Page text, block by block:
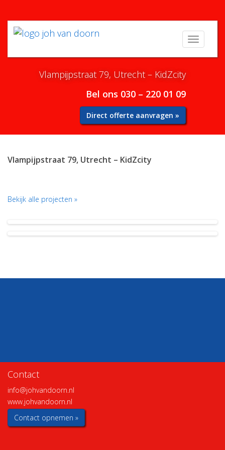
Menu
Vlampijpstraat 79, Utrecht – KidZcity
Bel ons 030 – 220 01 09
Direct offerte aanvragen »
Vlampijpstraat 79, Utrecht – KidZcity
Bekijk alle projecten »
Contact
info@johvandoorn.nl
www.johvandoorn.nl
Contact opnemen »